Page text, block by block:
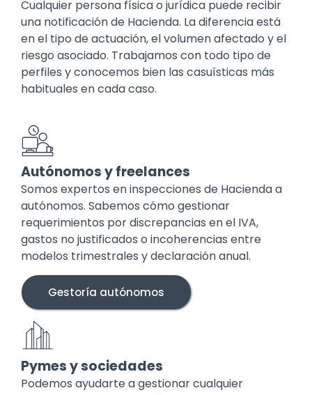
Cualquier persona física o jurídica puede recibir
una notificación de Hacienda. La diferencia está
en el tipo de actuación, el volumen afectado y el
riesgo asociado. Trabajamos con todo tipo de
perfiles y conocemos bien las casuísticas más
habituales en cada caso.
Autónomos y freelances
Somos expertos en inspecciones de Hacienda a
autónomos. Sabemos cómo gestionar
requerimientos por discrepancias en el IVA,
gastos no justificados o incoherencias entre
modelos trimestrales y declaración anual.
Gestoría autónomos
Pymes y sociedades
Podemos ayudarte a gestionar cualquier